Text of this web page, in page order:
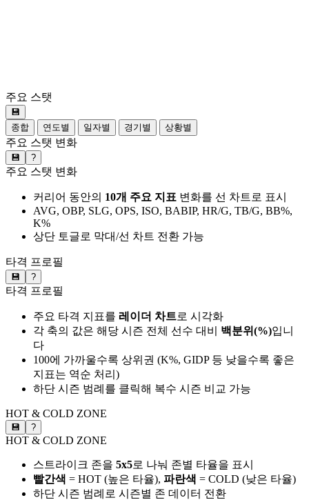
주요 스탯
💾
종합
연도별 일자별 경기별 상황별
주요 스탯 변화
💾 ?
주요 스탯 변화
커리어 동안의 10개 주요 지표 변화를 선 차트로 표시
AVG, OBP, SLG, OPS, ISO, BABIP, HR/G, TB/G, BB%,
K%
상단 토글로 막대/선 차트 전환 가능
타격 프로필
💾 ?
타격 프로필
주요 타격 지표를 레이더 차트로 시각화
각 축의 값은 해당 시즌 전체 선수 대비 백분위(%)입니
다
100에 가까울수록 상위권 (K%, GIDP 등 낮을수록 좋은
지표는 역순 처리)
하단 시즌 범례를 클릭해 복수 시즌 비교 가능
HOT & COLD ZONE
💾 ?
HOT & COLD ZONE
스트라이크 존을 5x5로 나눠 존별 타율을 표시
빨간색 = HOT (높은 타율), 파란색 = COLD (낮은 타율)
하단 시즌 범례로 시즌별 존 데이터 전환